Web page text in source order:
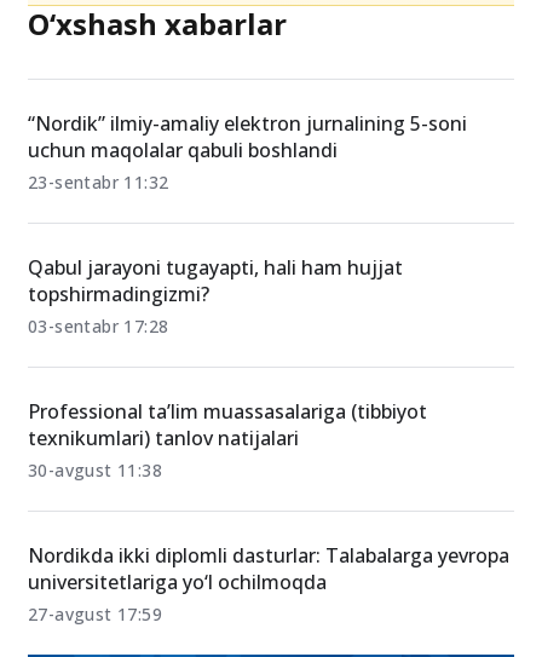
O‘xshash xabarlar
“Nordik” ilmiy-amaliy elektron jurnalining 5-soni
uchun maqolalar qabuli boshlandi
23-sentabr 11:32
Qabul jarayoni tugayapti, hali ham hujjat
topshirmadingizmi?
03-sentabr 17:28
Professional ta’lim muassasalariga (tibbiyot
texnikumlari) tanlov natijalari
30-avgust 11:38
Nordikda ikki diplomli dasturlar: Talabalarga yevropa
universitetlariga yo‘l ochilmoqda
27-avgust 17:59